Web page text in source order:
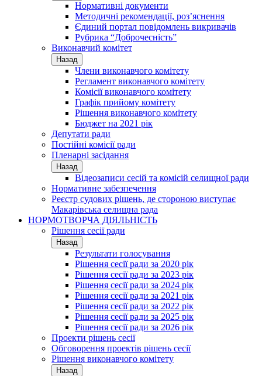
Нормативні документи
Методичні рекомендації, роз’яснення
Єдиний портал повідомлень викривачів
Рубрика “Доброчесність”
Виконавчий комітет
Назад
Члени виконавчого комітету
Регламент виконавчого комітету
Комісії виконавчого комітету
Графік прийому комітету
Рішення виконавчого комітету
Бюджет на 2021 рік
Депутати ради
Постійні комісії ради
Пленарні засідання
Назад
Відеозаписи сесій та комісій селищної ради
Нормативне забезпечення
Реєстр судових рішень, де стороною виступає
Макарівська селищна рада
НОРМОТВОРЧА ДІЯЛЬНІСТЬ
Рішення сесії ради
Назад
Результати голосування
Рішення сесії ради за 2020 рік
Рішення сесії ради за 2023 рік
Рішення сесії ради за 2024 рік
Рішення сесії ради за 2021 рік
Рішення сесії ради за 2022 рік
Рішення сесії ради за 2025 рік
Рішення сесії ради за 2026 рік
Проекти рішень сесії
Обговорення проектів рішень сесії
Рішення виконавчого комітету
Назад